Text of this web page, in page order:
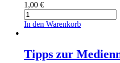
1,00 €
Tipps
für
gesunden
Aufwachsen
In den Warenkorb
Tipps zur